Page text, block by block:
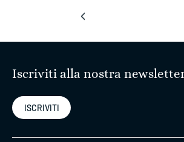
‹
Iscriviti alla nostra
ISCRIVITI